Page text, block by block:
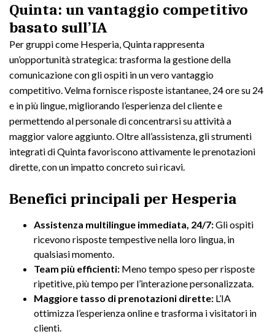
Quinta: un vantaggio competitivo
basato sull’IA
Per gruppi come Hesperia, Quinta rappresenta
un’opportunità strategica: trasforma la gestione della
comunicazione con gli ospiti in un vero vantaggio
competitivo. Velma fornisce risposte istantanee, 24 ore su 24
e in più lingue, migliorando l’esperienza del cliente e
permettendo al personale di concentrarsi su attività a
maggior valore aggiunto. Oltre all’assistenza, gli strumenti
integrati di Quinta favoriscono attivamente le prenotazioni
dirette, con un impatto concreto sui ricavi.
Benefici principali per Hesperia
Assistenza multilingue immediata, 24/7:Gli ospiti
ricevono risposte tempestive nella loro lingua, in
qualsiasi momento.
Team più efficienti: Meno tempo speso per risposte
ripetitive, più tempo per l’interazione personalizzata.
Maggiore tasso di prenotazioni dirette: L’IA
ottimizza l’esperienza online e trasforma i visitatori in
clienti.